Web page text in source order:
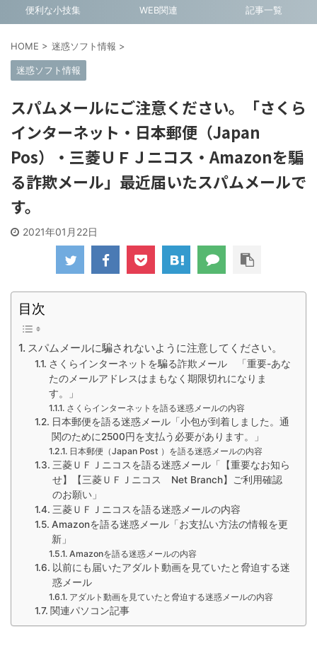
便利な小技集 WEB関連 記事一覧
HOME > 迷惑ソフト情報 >
迷惑ソフト情報
スパムメールにご注意ください。「さくら
インターネット・日本郵便（Japan
Pos）・三菱ＵＦＪニコス・Amazonを騙
る詐欺メール」最近届いたスパムメールで
す。
2021年01月22日
目次
スパムメールに騙されないように注意してください。
さくらインターネットを騙る詐欺メール 「重要-あな
たのメールアドレスはまもなく期限切れになりま
す。」
さくらインターネットを語る迷惑メールの内容
日本郵便を語る迷惑メール「小包が到着しました。通
関のために2500円を支払う必要があります。」
日本郵便（Japan Post ）を語る迷惑メールの内容
三菱ＵＦＪニコスを語る迷惑メール「【重要なお知ら
せ】【三菱ＵＦＪニコス Net Branch】ご利用確認
のお願い」
三菱ＵＦＪニコスを語る迷惑メールの内容
Amazonを語る迷惑メール「お支払い方法の情報を更
新」
Amazonを語る迷惑メールの内容
以前にも届いたアダルト動画を見ていたと脅迫する迷
惑メール
アダルト動画を見ていたと脅迫する迷惑メールの内容
関連パソコン記事